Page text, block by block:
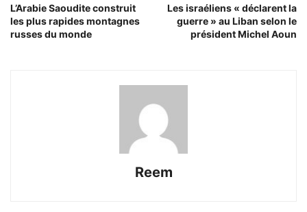
L’Arabie Saoudite construit
les plus rapides montagnes
russes du monde
Les israéliens « déclarent la
guerre » au Liban selon le
président Michel Aoun
Reem